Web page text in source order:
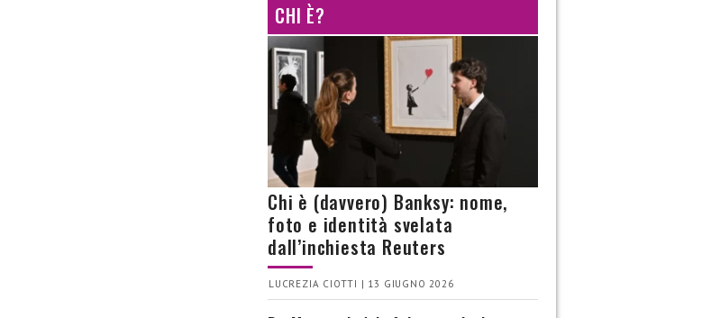
CHI È?
Chi è (davvero) Banksy: nome,
foto e identità svelata
dall’inchiesta Reuters
LUCREZIA CIOTTI | 13 GIUGNO 2026